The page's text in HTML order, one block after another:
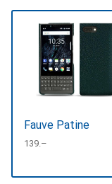
Fauve Patine
CHF
139.–